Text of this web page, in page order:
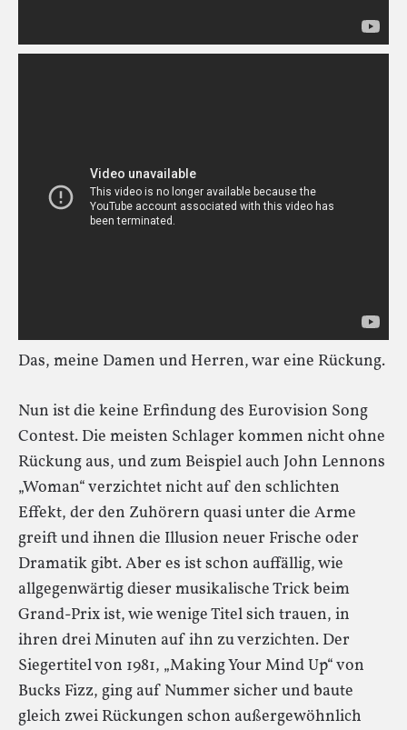
Das, meine Damen und Herren, war eine Rückung.
Nun ist die keine Erfindung des Eurovision Song
Contest. Die meisten Schlager kommen nicht ohne
Rückung aus, und zum Beispiel auch John Lennons
„Woman“ verzichtet nicht auf den schlichten
Effekt, der den Zuhörern quasi unter die Arme
greift und ihnen die Illusion neuer Frische oder
Dramatik gibt. Aber es ist schon auffällig, wie
allgegenwärtig dieser musikalische Trick beim
Grand-Prix ist, wie wenige Titel sich trauen, in
ihren drei Minuten auf ihn zu verzichten. Der
Siegertitel von 1981, „Making Your Mind Up“ von
Bucks Fizz, ging auf Nummer sicher und baute
gleich zwei Rückungen schon außergewöhnlich